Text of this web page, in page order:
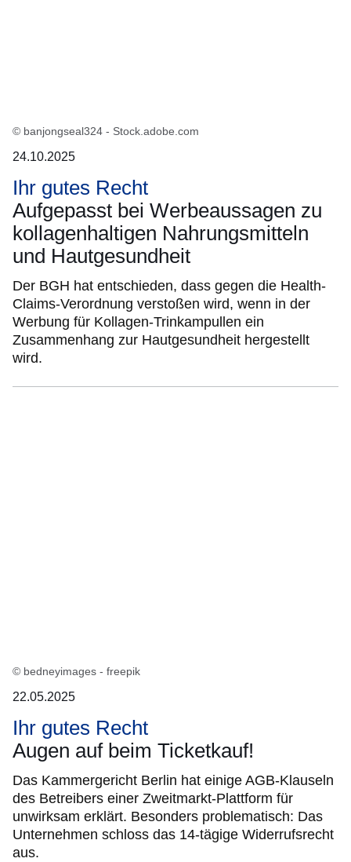
© banjongseal324 - Stock.adobe.com
24.10.2025
Ihr gutes Recht
Aufgepasst bei Werbeaussagen zu
kollagenhaltigen Nahrungsmitteln
und Hautgesundheit
Der BGH hat entschieden, dass gegen die Health-
Claims-Verordnung verstoßen wird, wenn in der
Werbung für Kollagen-Trinkampullen ein
Zusammenhang zur Hautgesundheit hergestellt
wird.
© bedneyimages - freepik
22.05.2025
Ihr gutes Recht
Augen auf beim Ticketkauf!
Das Kammergericht Berlin hat einige AGB-Klauseln
des Betreibers einer Zweitmarkt-Plattform für
unwirksam erklärt. Besonders problematisch: Das
Unternehmen schloss das 14-tägige Widerrufsrecht
aus.